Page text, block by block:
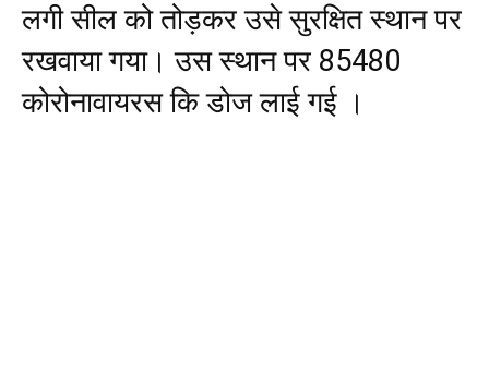
लगी सील को तोड़कर उसे सुरक्षित स्थान पर
रखवाया गया। उस स्थान पर 85480
कोरोनावायरस कि डोज लाई गई ।